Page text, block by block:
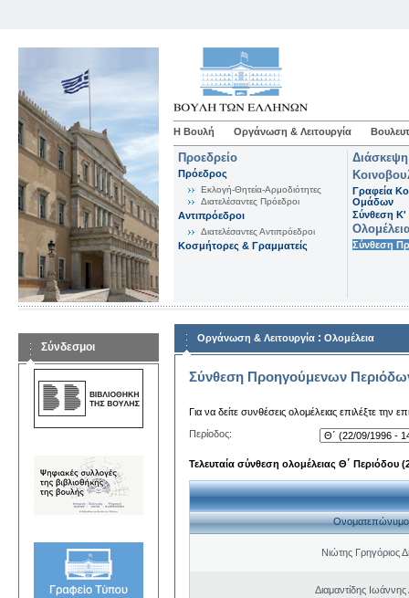
Η Βουλή Οργάνωση & Λειτουργία
Προεδρείο
Πρόεδρος
Εκλογή-Θητεία-Αρμοδιότητες
Διατελέσαντες Πρόεδροι
Αντιπρόεδροι
Διατελέσαντες Αντιπρόεδροι
Κοσμήτορες & Γραμματείς
Γραφεία
Ομάδων
Σύνθεση K'
Σύνθεση
Σύνδεσμοι
Οργάνωση & Λειτουργία : Ολομέλεια
Σύνθεση Προηγούμενων
Για να δείτε συνθέσεις ολομέλειας επιλέξτε την
Περίοδος:
Τελευταία σύνθεση ολομέλειας Θ΄ Περιόδου
Ονοματεπώνυμο
Νιώτης Γρηγόριος
Διαμαντίδης Ιωάννης